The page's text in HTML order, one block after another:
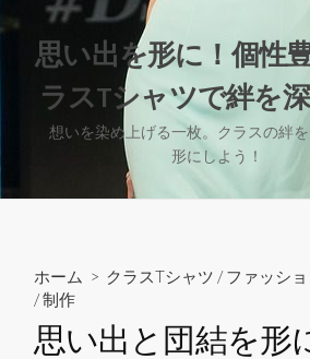
ン
キ
思い出を形に！個性
ラスTシャツで絆を
想いを染め上げる一枚。クラスの絆
形にしよう！
ホーム > クラスTシャツ /ファッショ
/制作
思い出と団結を形